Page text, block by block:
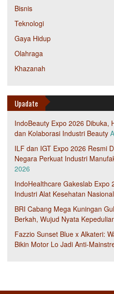
Bisnis
Teknologi
Gaya Hidup
Olahraga
Khazanah
Upadate
IndoBeauty Expo 2026 Dibuka,
dan Kolaborasi Industri Beauty
ILF dan IGT Expo 2026 Resmi
Negara Perkuat Industri
2026
IndoHealthcare Gakeslab Expo
Industri Alat Kesehatan Nasional
BRI Cabang Mega Kuningan
Berkah, Wujud Nyata
Fazzio Sunset Blue x Alkateri:
Bikin Motor Lo Jadi Anti-